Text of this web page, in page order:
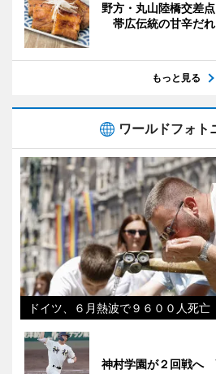
野方・丸山陸橋交差
帯広伝統の甘辛だ
もっと見る
ワールドフォト
ドイツ、６月熱波で９６００人死亡
神村学園が２回戦へ